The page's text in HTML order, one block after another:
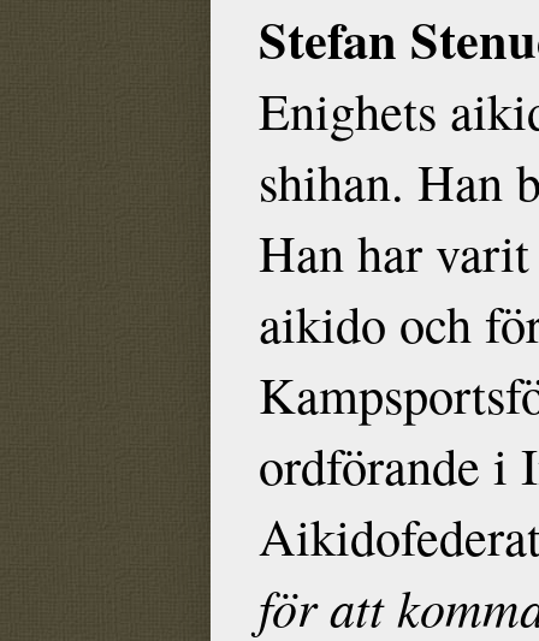
Stefan
Enighets
shihan. Han
Han har
aikido och
ordförande i
för att